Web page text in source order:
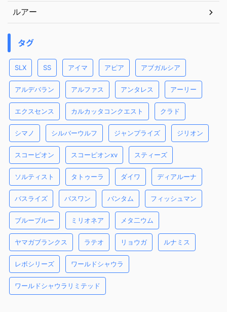
ルアー
タグ
SLX SS アイマ アピア アブガルシア
アルデバラン アルファス アンタレス アーリー
エクスセンス カルカッタコンクエスト クラド
シマノ シルバーウルフ ジャンプライズ ジリオン
スコーピオン スコーピオンxv スティーズ
ソルティスト タトゥーラ ダイワ ディアルーナ
バスライズ バスワン バンタム フィッシュマン
ブルーブルー ミリオネア メタ二ウム
ヤマガブランクス ラテオ リョウガ ルナミス
レボシリーズ ワールドシャウラ
ワールドシャウラリミテッド